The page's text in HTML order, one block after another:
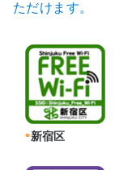
ただけます。
新宿区